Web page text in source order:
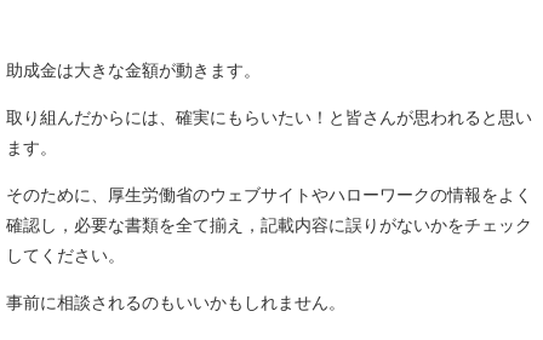
助成金は大きな金額が動きます。
取り組んだからには、確実にもらいたい！と皆さんが思われると思い
ます。
そのために、厚生労働省のウェブサイトやハローワークの情報をよく
確認し，必要な書類を全て揃え，記載内容に誤りがないかをチェック
してください。
事前に相談されるのもいいかもしれません。